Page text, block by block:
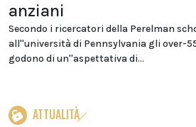
anziani
Secondo i ricercatori della Perelman
all''università di Pennsylvania gli over-
godono di un''aspettativa di...
ATTUALITÀ